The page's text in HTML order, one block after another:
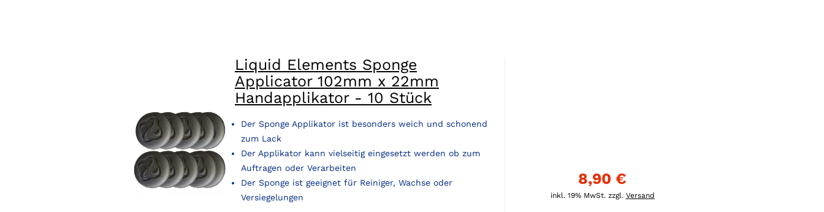
Liquid Elements Sponge
Applicator 102mm x 22mm
Handapplikator - 10 Stück
Der Sponge Applikator ist besonders weich und schonend
zum Lack
Der Applikator kann vielseitig eingesetzt werden ob zum
Auftragen oder Verarbeiten
Der Sponge ist geeignet für Reiniger, Wachse oder
Versiegelungen
8,90 €
inkl. 19% MwSt. zzgl. Versand